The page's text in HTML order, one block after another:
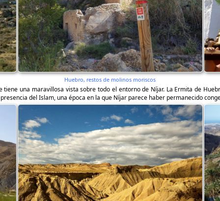
Huebro, restos de molinos moriscos
una maravillosa vista sobre todo el entorno de Níjar. La Ermita de
del Islam, una época en la que Níjar parece haber permanecido